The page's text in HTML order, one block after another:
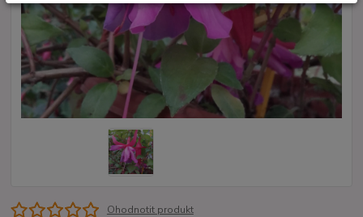
Ohodnotit produkt